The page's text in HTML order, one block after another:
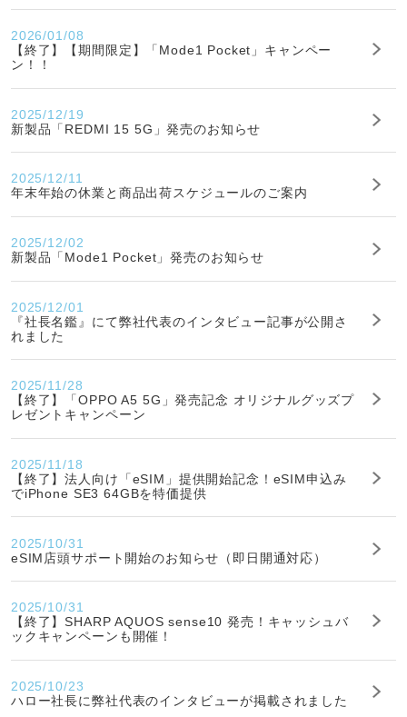
2026/01/08
【終了】【期間限定】「Mode1 Pocket」キャンペー
ン！！
2025/12/19
新製品「REDMI 15 5G」発売のお知らせ
2025/12/11
年末年始の休業と商品出荷スケジュールのご案内
2025/12/02
新製品「Mode1 Pocket」発売のお知らせ
2025/12/01
『社長名鑑』にて弊社代表のインタビュー記事が公開さ
れました
2025/11/28
【終了】「OPPO A5 5G」発売記念 オリジナルグッズプ
レゼントキャンペーン
2025/11/18
【終了】法人向け「eSIM」提供開始記念！eSIM申込み
でiPhone SE3 64GBを特価提供
2025/10/31
eSIM店頭サポート開始のお知らせ（即日開通対応）
2025/10/31
【終了】SHARP AQUOS sense10 発売！キャッシュバ
ックキャンペーンも開催！
2025/10/23
ハロー社長に弊社代表のインタビューが掲載されました